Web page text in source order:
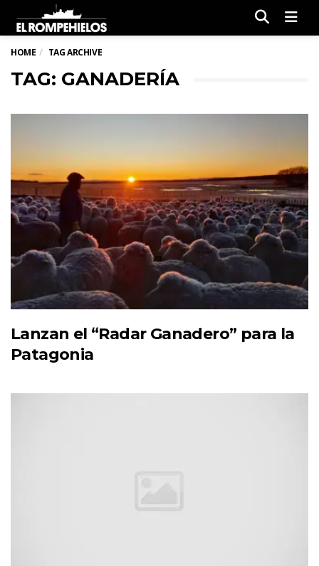
HOME TAG ARCHIVE
TAG: GANADERÍA
Lanzan el “Radar Ganadero” para la
Patagonia